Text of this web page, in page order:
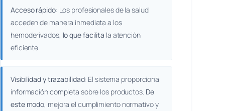
Acceso rápido: Los profesionales de la salud
acceden de manera inmediata a los
hemoderivados, lo que facilita la atención
eficiente.
Visibilidad y trazabilidad: El sistema proporciona
información completa sobre los productos. De
este modo, mejora el cumplimiento normativo y